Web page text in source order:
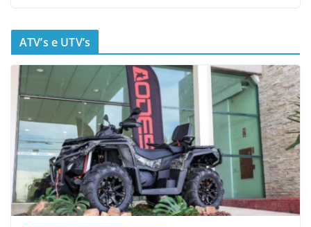
ATV’s e UTV’s